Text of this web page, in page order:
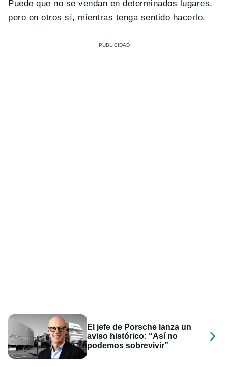
Puede que no se vendan en determinados lugares,
pero en otros sí, mientras tenga sentido hacerlo.
El jefe de Porsche lanza un
aviso histórico: “Así no
podemos sobrevivir”